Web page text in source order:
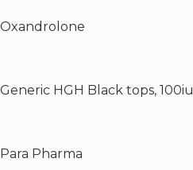
Oxandrolone
Generic HGH Black tops, 100iu
Para Pharma